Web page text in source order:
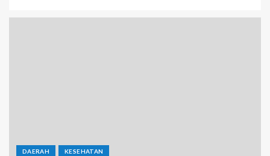
DAERAH KESEHATAN